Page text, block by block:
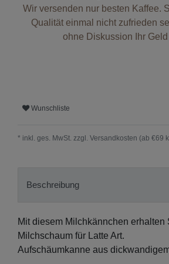
Wir versenden nur besten Kaffee.
Qualität einmal nicht zufrieden
ohne Diskussion Ihr
Wunschliste
* inkl. ges. MwSt. zzgl. Versandkosten (ab €69
Beschreibung
Mit diesem Milchkännchen erhalten
Milchschaum für Latte Art.
Aufschäumkanne aus